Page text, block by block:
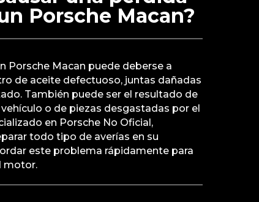
Porsche Macan?
Porsche Macan puede deberse a
de aceite defectuoso, juntas dañadas
También puede ser el resultado de
o de piezas desgastadas por el
en Porsche No Oficial,
todo tipo de averías en su
este problema rápidamente para
motor.